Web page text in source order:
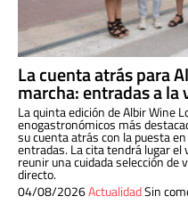
La cuenta atrás para
marcha: entradas a
La quinta edición de Albir Wine
enogastronómicos más
su cuenta atrás con la puesta
entradas. La cita tendrá lugar
reunir una cuidada selección
directo.
04/08/2026ActualidadSin